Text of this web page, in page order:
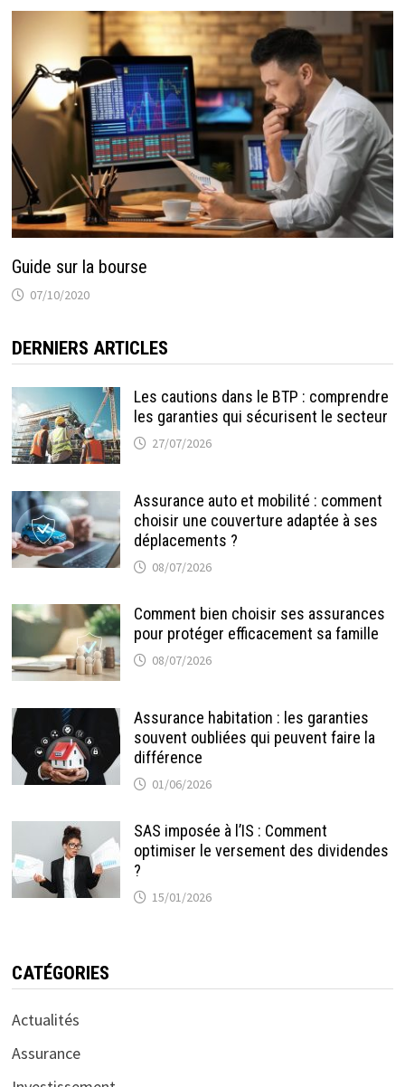
Guide sur la bourse
07/10/2020
DERNIERS ARTICLES
Les cautions dans le BTP : comprendre
les garanties qui sécurisent le secteur
27/07/2026
Assurance auto et mobilité : comment
choisir une couverture adaptée à ses
déplacements ?
08/07/2026
Comment bien choisir ses assurances
pour protéger efficacement sa famille
08/07/2026
Assurance habitation : les garanties
souvent oubliées qui peuvent faire la
différence
01/06/2026
SAS imposée à l’IS : Comment
optimiser le versement des dividendes
?
15/01/2026
CATÉGORIES
Actualités
Assurance